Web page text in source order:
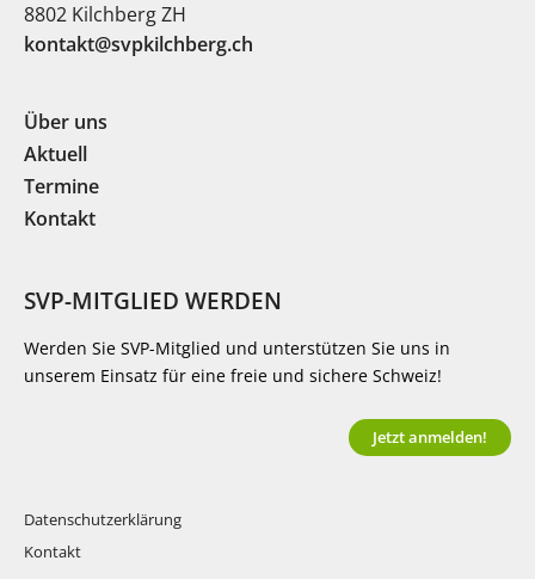
8802 Kilchberg ZH
kontakt@svpkilchberg.ch
Über uns
Aktuell
Termine
Kontakt
SVP-MITGLIED WERDEN
Werden Sie SVP-Mitglied und unterstützen Sie uns in
unserem Einsatz für eine freie und sichere Schweiz!
Jetzt anmelden!
Datenschutzerklärung
Kontakt